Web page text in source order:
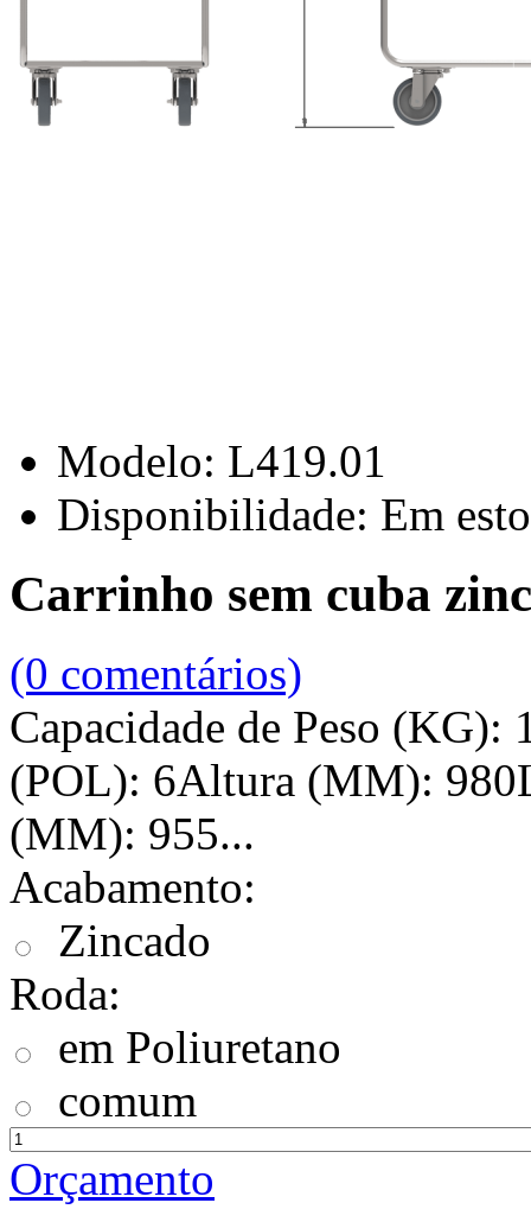
Modelo: L419.01
Disponibilidade: Em
Carrinho sem cuba
(0 comentários)
Capacidade de Peso (KG):
(POL): 6Altura (MM):
(MM): 955...
Acabamento:
Zincado
Roda:
em Poliuretano
comum
Orçamento